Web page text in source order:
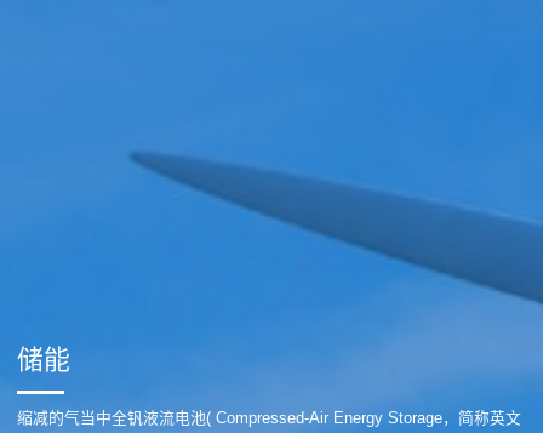
储能
缩减的气当中全钒液流电池( Compressed-Air Energy Storage，简称英文